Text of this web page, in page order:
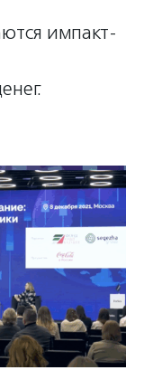
импакт-